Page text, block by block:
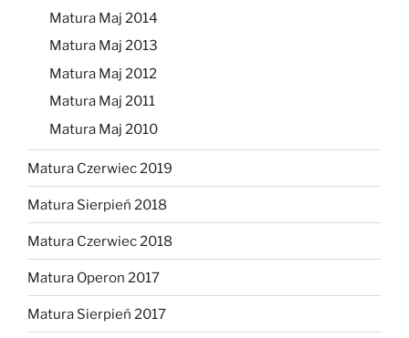
Matura Maj 2014
Matura Maj 2013
Matura Maj 2012
Matura Maj 2011
Matura Maj 2010
Matura Czerwiec 2019
Matura Sierpień 2018
Matura Czerwiec 2018
Matura Operon 2017
Matura Sierpień 2017